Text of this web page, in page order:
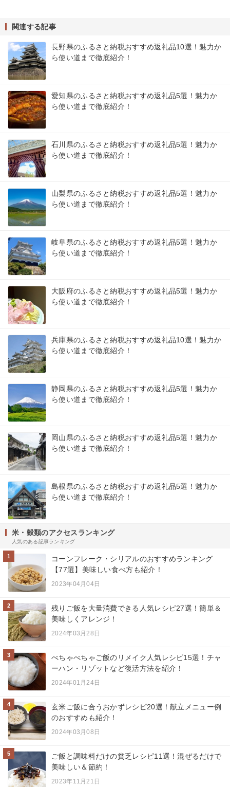
関連する記事
長野県のふるさと納税おすすめ返礼品10選！魅力か
ら使い道まで徹底紹介！
愛知県のふるさと納税おすすめ返礼品5選！魅力か
ら使い道まで徹底紹介！
石川県のふるさと納税おすすめ返礼品5選！魅力か
ら使い道まで徹底紹介！
山梨県のふるさと納税おすすめ返礼品5選！魅力か
ら使い道まで徹底紹介！
岐阜県のふるさと納税おすすめ返礼品5選！魅力か
ら使い道まで徹底紹介！
大阪府のふるさと納税おすすめ返礼品5選！魅力か
ら使い道まで徹底紹介！
兵庫県のふるさと納税おすすめ返礼品10選！魅力か
ら使い道まで徹底紹介！
静岡県のふるさと納税おすすめ返礼品5選！魅力か
ら使い道まで徹底紹介！
岡山県のふるさと納税おすすめ返礼品5選！魅力か
ら使い道まで徹底紹介！
島根県のふるさと納税おすすめ返礼品5選！魅力か
ら使い道まで徹底紹介！
米・穀類のアクセスランキング
人気のある記事ランキング
1
コーンフレーク・シリアルのおすすめランキング
【77選】美味しい食べ方も紹介！
2023年04月04日
2
残りご飯を大量消費できる人気レシピ27選！簡単＆
美味しくアレンジ！
2024年03月28日
3
べちゃべちゃご飯のリメイク人気レシピ15選！チャ
ーハン・リゾットなど復活方法を紹介！
2024年01月24日
4
玄米ご飯に合うおかずレシピ20選！献立メニュー例
のおすすめも紹介！
2024年03月08日
5
ご飯と調味料だけの貧乏レシピ11選！混ぜるだけで
美味しい＆節約！
2023年11月21日